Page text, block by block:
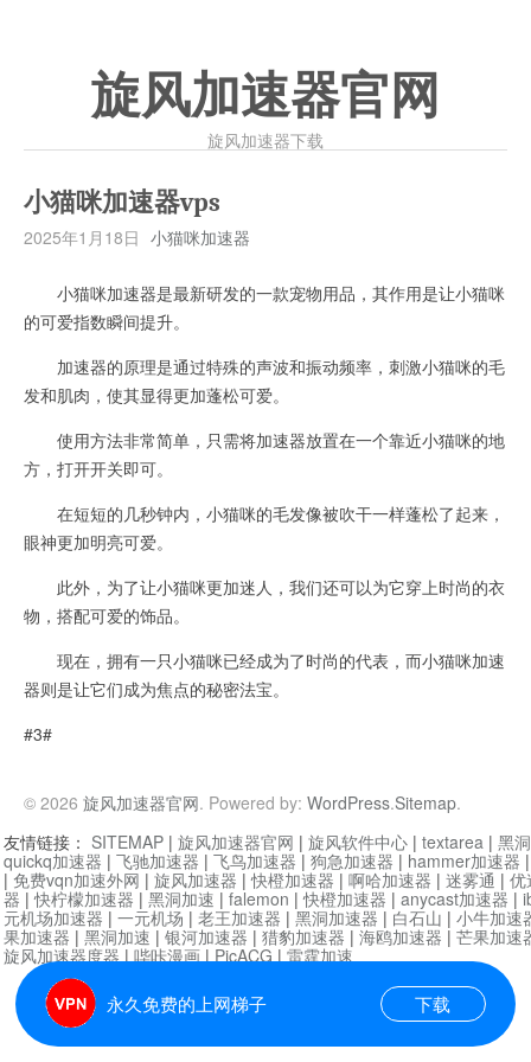
旋风加速器官网
旋风加速器下载
小猫咪加速器vps
2025年1月18日 小猫咪加速器
小猫咪加速器是最新研发的一款宠物用品，其作用是让小猫咪
的可爱指数瞬间提升。
加速器的原理是通过特殊的声波和振动频率，刺激小猫咪的毛
发和肌肉，使其显得更加蓬松可爱。
使用方法非常简单，只需将加速器放置在一个靠近小猫咪的地
方，打开开关即可。
在短短的几秒钟内，小猫咪的毛发像被吹干一样蓬松了起来，
眼神更加明亮可爱。
此外，为了让小猫咪更加迷人，我们还可以为它穿上时尚的衣
物，搭配可爱的饰品。
现在，拥有一只小猫咪已经成为了时尚的代表，而小猫咪加速
器则是让它们成为焦点的秘密法宝。
#3#
© 2026 旋风加速器官网. Powered by: WordPress.Sitemap.
永久免费的上网梯子 下载
友情链接： SITEMAP | 旋风加速器官网 | 旋风软件中心 | textarea | 黑
quickq加速器 | 飞驰加速器 | 飞鸟加速器 | 狗急加速器 | hammer加速器
| 免费vqn加速外网 | 旋风加速器 |快橙加速器 | 啊哈加速器 | 迷雾通 | 优
器 |快柠檬加速器 | 黑洞加速 | falemon |快橙加速器 | anycast加速器 |
元机场加速器 | 一元机场 | 老王加速器 | 黑洞加速器 | 白石山 | 小牛加速
果加速器 | 黑洞加速 | 银河加速器 | 猎豹加速器 | 海鸥加速器 | 芒果加速
旋风加速器度器|哔咔漫画|PicACG|雷霆加速